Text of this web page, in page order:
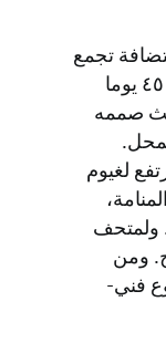
تجمع
الموروث العالمي التّابع لليونسكو – ١٢.٠٠٠م٢ تكوين مُفصّل أقيم بأكمله في غضون ٤٥ يوما
صممه
لغيوم
ولمتحف
ومن
فني-